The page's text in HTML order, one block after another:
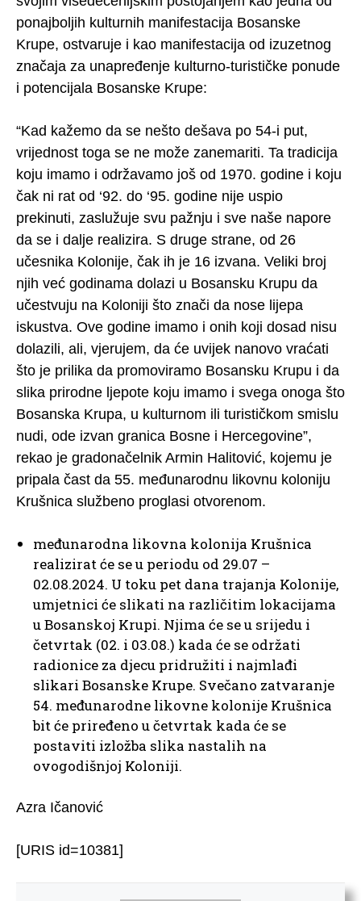
ponajboljih kulturnih manifestacija Bosanske
Krupe, ostvaruje i kao manifestacija od izuzetnog
značaja za unapređenje kulturno-turističke ponude
i potencijala Bosanske Krupe:
“Kad kažemo da se nešto dešava po 54-i put,
vrijednost toga se ne može zanemariti. Ta tradicija
koju imamo i održavamo još od 1970. godine i koju
čak ni rat od ‘92. do ‘95. godine nije uspio
prekinuti, zaslužuje svu pažnju i sve naše napore
da se i dalje realizira. S druge strane, od 26
učesnika Kolonije, čak ih je 16 izvana. Veliki broj
njih već godinama dolazi u Bosansku Krupu da
učestvuju na Koloniji što znači da nose lijepa
iskustva. Ove godine imamo i onih koji dosad nisu
dolazili, ali, vjerujem, da će uvijek nanovo vraćati
što je prilika da promoviramo Bosansku Krupu i da
slika prirodne ljepote koju imamo i svega onoga što
Bosanska Krupa, u kulturnom ili turističkom smislu
nudi, ode izvan granica Bosne i Hercegovine”,
rekao je gradonačelnik Armin Halitović, kojemu je
pripala čast da 55. međunarodnu likovnu koloniju
Krušnica službeno proglasi otvorenom.
međunarodna likovna kolonija Krušnica
realizirat će se u periodu od 29.07 –
02.08.2024. U toku pet dana trajanja Kolonije,
umjetnici će slikati na različitim lokacijama
u Bosanskoj Krupi. Njima će se u srijedu i
četvrtak (02. i 03.08.) kada će se održati
radionice za djecu pridružiti i najmlađi
slikari Bosanske Krupe. Svečano zatvaranje
54. međunarodne likovne kolonije Krušnica
bit će priređeno u četvrtak kada će se
postaviti izložba slika nastalih na
ovogodišnjoj Koloniji.
Azra Ičanović
[URIS id=10381]